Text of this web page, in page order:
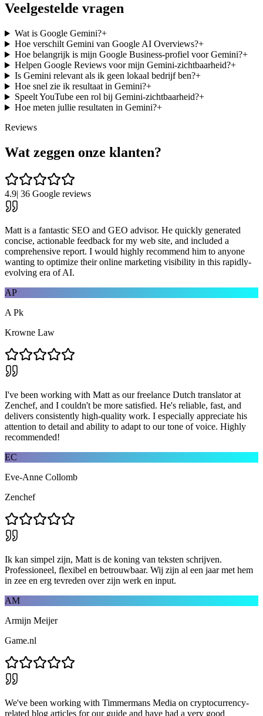
Veelgestelde vragen
Wat is Google Gemini?+
Hoe verschilt Gemini van Google AI Overviews?+
Hoe belangrijk is mijn Google Business-profiel voor Gemini?+
Helpen Google Reviews voor mijn Gemini-zichtbaarheid?+
Is Gemini relevant als ik geen lokaal bedrijf ben?+
Hoe snel zie ik resultaat in Gemini?+
Speelt YouTube een rol bij Gemini-zichtbaarheid?+
Hoe meten jullie resultaten in Gemini?+
Reviews
Wat zeggen onze klanten?
4.9| 36 Google reviews
Matt is a fantastic SEO and GEO advisor. He quickly generated
concise, actionable feedback for my web site, and included a
comprehensive report. I would highly recommend him to anyone
wanting to optimize their online marketing visibility in this rapidly-
evolving era of AI.
AP
A Pk
Krowne Law
I've been working with Matt as our freelance Dutch translator at
Zenchef, and I couldn't be more satisfied. He's reliable, fast, and
delivers consistently high-quality work. I especially appreciate his
attention to detail and ability to adapt to our tone of voice. Highly
recommended!
EC
Eve-Anne Collomb
Zenchef
Ik kan simpel zijn, Matt is de koning van teksten schrijven.
Professioneel, flexibel en betrouwbaar. Wij zijn al een jaar met hem
in zee en erg tevreden over zijn werk en input.
AM
Armijn Meijer
Game.nl
We've been working with Timmermans Media on cryptocurrency-
related blog articles for our guide and have had a very good